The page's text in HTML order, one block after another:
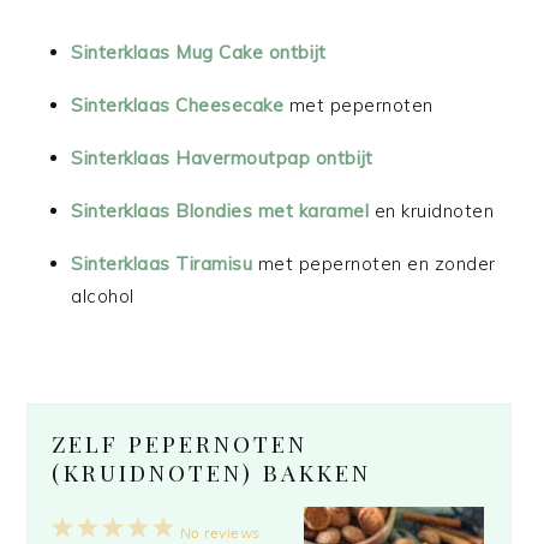
Sinterklaas Mug Cake ontbijt
Sinterklaas Cheesecake met pepernoten
Sinterklaas Havermoutpap ontbijt
Sinterklaas Blondies met karamel en kruidnoten
Sinterklaas Tiramisu met pepernoten en zonder
alcohol
ZELF PEPERNOTEN
(KRUIDNOTEN) BAKKEN
5
4
3
2
1
No reviews